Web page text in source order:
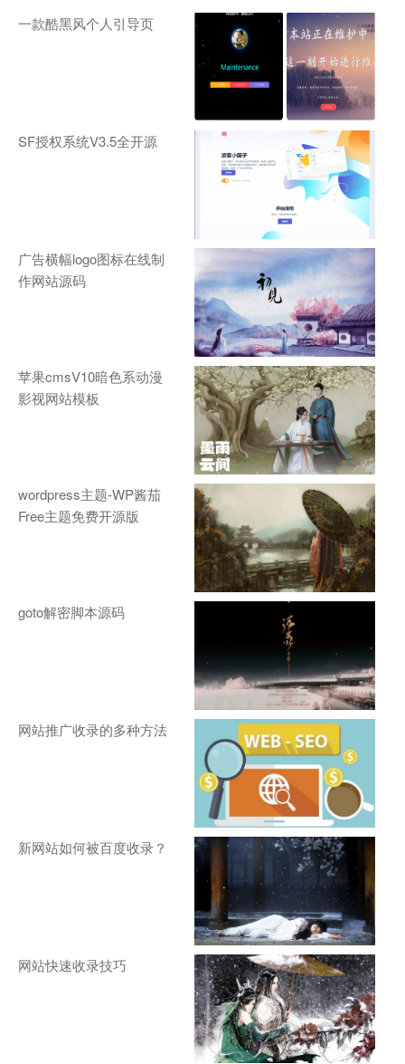
一款酷黑风个人引导页
SF授权系统V3.5全开源
广告横幅logo图标在线制
作网站源码
苹果cmsV10暗色系动漫
影视网站模板
wordpress主题-WP酱茄
Free主题免费开源版
goto解密脚本源码
网站推广收录的多种方法
新网站如何被百度收录？
网站快速收录技巧